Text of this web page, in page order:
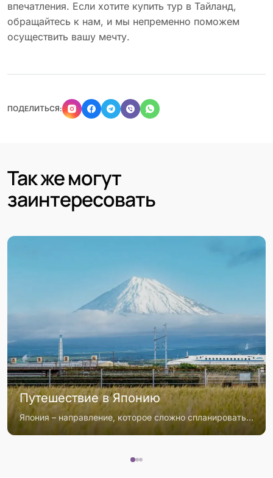
впечатления. Если хотите купить тур в Тайланд,
обращайтесь к нам, и мы непременно поможем
осуществить вашу мечту.
ПОДЕЛИТЬСЯ:
Так же могут
заинтересовать
Путешествие в Японию
Япония – направление, которое сложно спланировать «на глаз»: здесь дорогой транспорт, жёсткая логика проездных и огромная разница в бюджете в зависимости от того, насколько продуман маршрут. Разбираем, как составить реалистичную поездку на 10–14 дней, когда JR Pass действительно окупается (а когда нет) и сколько денег закладывать в 2026 году.